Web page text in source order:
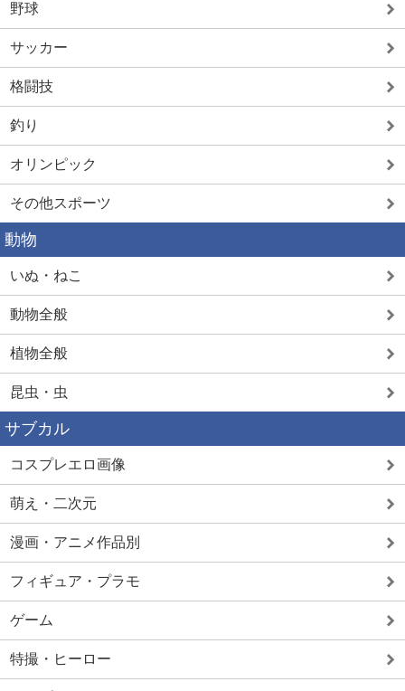
野球
サッカー
格闘技
釣り
オリンピック
その他スポーツ
動物
いぬ・ねこ
動物全般
植物全般
昆虫・虫
サブカル
コスプレエロ画像
萌え・二次元
漫画・アニメ作品別
フィギュア・プラモ
ゲーム
特撮・ヒーロー